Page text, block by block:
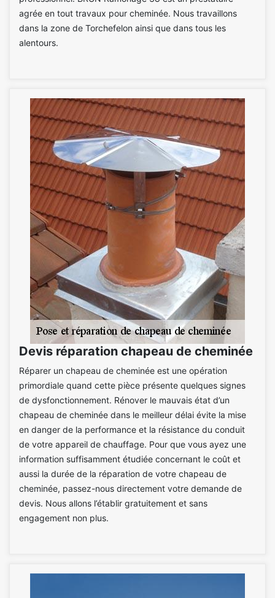
agrée en tout travaux pour cheminée. Nous travaillons
dans la zone de Torchefelon ainsi que dans tous les
alentours.
Devis réparation chapeau de cheminée
Réparer un chapeau de cheminée est une opération
primordiale quand cette pièce présente quelques signes
de dysfonctionnement. Rénover le mauvais état d’un
chapeau de cheminée dans le meilleur délai évite la mise
en danger de la performance et la résistance du conduit
de votre appareil de chauffage. Pour que vous ayez une
information suffisamment étudiée concernant le coût et
aussi la durée de la réparation de votre chapeau de
cheminée, passez-nous directement votre demande de
devis. Nous allons l’établir gratuitement et sans
engagement non plus.